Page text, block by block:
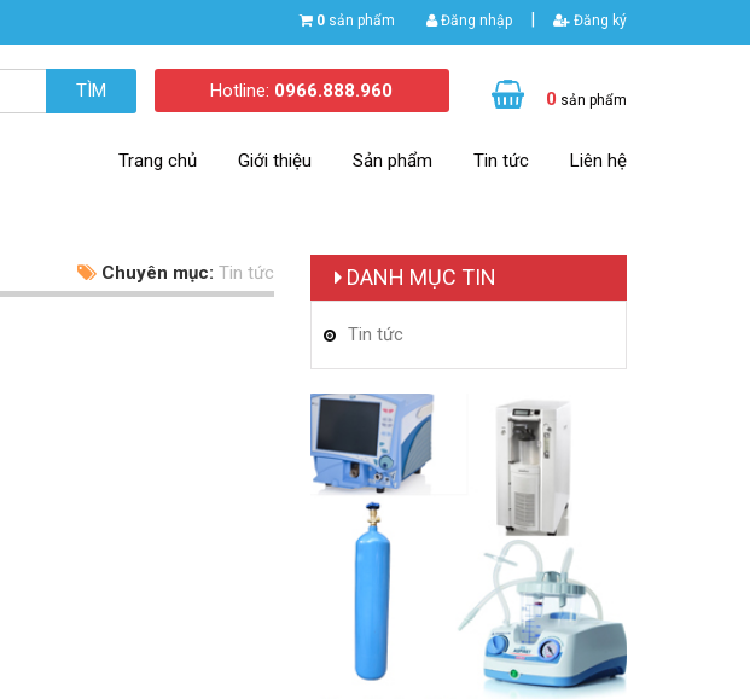
0 sản phẩm Đăng nhập | Đăng ký
TÌM Hotline: 0966.888.960 0 sản phẩm
Trang chủ Giới thiệu Sản phẩm Tin tức Liên hệ
Chuyên mục: Tin tức DANH MỤC TIN
Tin tức